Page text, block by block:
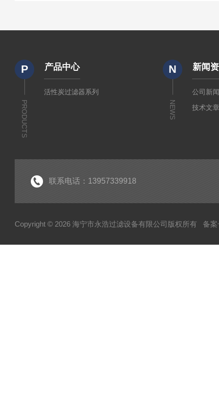
P
PRODUCTS
产品中心
活性炭过滤器系列
N
NEWS
新闻
公司新
技术文
联系电话：13957339918
Copyright © 2026 海宁市永浩过滤设备有限公司版权所有 备案